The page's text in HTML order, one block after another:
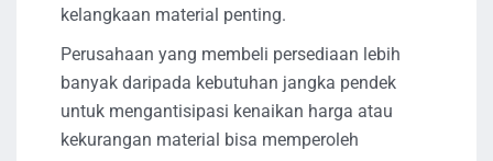
kelangkaan material penting.
Perusahaan yang membeli persediaan lebih
banyak daripada kebutuhan jangka pendek
untuk mengantisipasi kenaikan harga atau
kekurangan material bisa memperoleh